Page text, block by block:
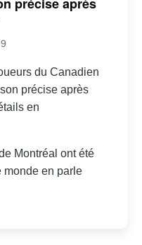
précise après
du Canadien
précise après
en
Montréal ont été
monde en parle